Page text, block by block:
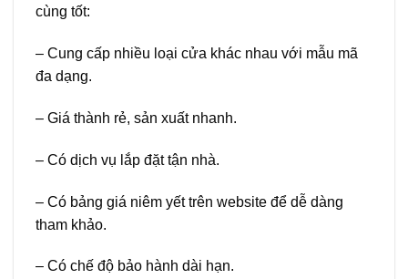
cùng tốt:
– Cung cấp nhiều loại cửa khác nhau với mẫu mã
đa dạng.
– Giá thành rẻ, sản xuất nhanh.
– Có dịch vụ lắp đặt tận nhà.
– Có bảng giá niêm yết trên website để dễ dàng
tham khảo.
– Có chế độ bảo hành dài hạn.